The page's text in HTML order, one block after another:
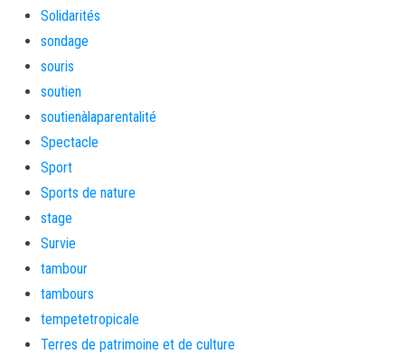
Solidarités
sondage
souris
soutien
soutienàlaparentalité
Spectacle
Sport
Sports de nature
stage
Survie
tambour
tambours
tempetetropicale
Terres de patrimoine et de culture